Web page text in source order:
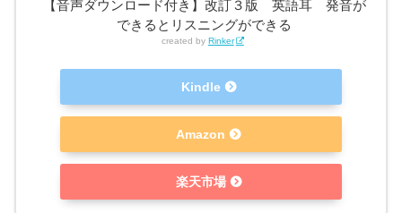
【音声ダウンロード付き】改訂３版 英語耳 発音が
できるとリスニングができる
created by Rinker
Kindle
Amazon
楽天市場